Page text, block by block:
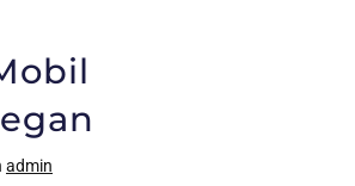
admin